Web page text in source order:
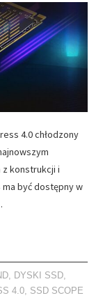
4.0 chłodzony
z konstrukcji i
ma być dostępny w
, DYSKI SSD,
4.0, SSD SCOPE